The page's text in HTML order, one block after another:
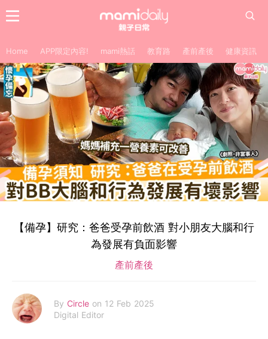
Home APP限定內容! mami熱話 教育路 產前產後 健康資訊
【備孕】研究：爸爸受孕前飲酒 對小朋友大腦和行
為發展有負面影響
產前產後
By Circle on 12 Feb 2025
Digital Editor